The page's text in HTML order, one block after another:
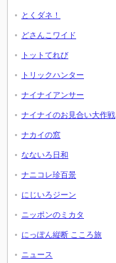
とくダネ！
どさんこワイド
トットてれび
トリックハンター
ナイナイアンサー
ナイナイのお見合い大作戦
ナカイの窓
なないろ日和
ナニコレ珍百景
にじいろジーン
ニッポンのミカタ
にっぽん縦断 こころ旅
ニュース